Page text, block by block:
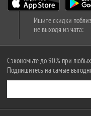
Ищите скидки
не выходя из чата:
Сэкономьте до 90% при
Подпишитесь на самые